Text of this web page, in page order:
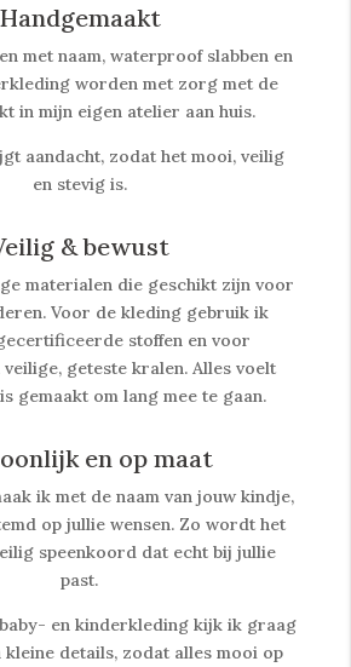
Handgemaakt
met naam, waterproof slabben en
worden met zorg met de
in mijn eigen atelier aan huis.
aandacht, zodat het mooi, veilig
en stevig is.
& bewust
materialen die geschikt zijn voor
Voor de kleding gebruik ik
stoffen en voor
geteste kralen. Alles voelt
gemaakt om lang mee te gaan.
en op maat
ik met de naam van jouw kindje,
op jullie wensen. Zo wordt het
speenkoord dat echt bij jullie
past.
en kinderkleding kijk ik graag
kleine details, zodat alles mooi op